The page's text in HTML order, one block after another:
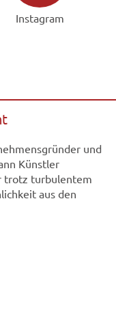
Instagram
und
Künstler
trotz turbulentem
aus den